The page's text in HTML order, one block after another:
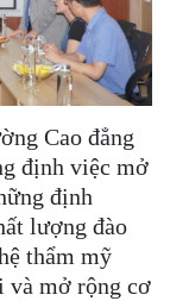
Cao đẳng
định việc mở
định
lượng đào
thẩm mỹ
và mở rộng cơ